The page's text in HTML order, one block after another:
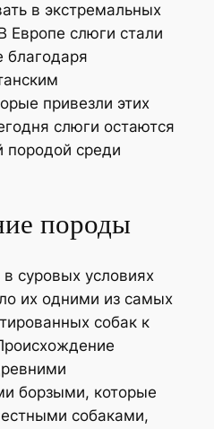
в экстремальных
Европе слюги стали
благодаря
привезли этих
слюги остаются
породой среди
породы
суровых условиях
их одними из самых
собак к
борзыми, которые
собаками,